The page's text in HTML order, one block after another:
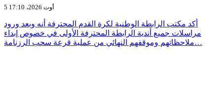
5 أوت 2026، 17:10
أكد مكتب الرابطة الوطنية لكرة القدم المحترفة أنه وبعد ورود
مراسلات جميع أندية الرابطة المحترفة الأولى في خصوص إبداء
ملاحظاتهم وموقفهم النهائي من عملية قرعة سحب الرزنامة…